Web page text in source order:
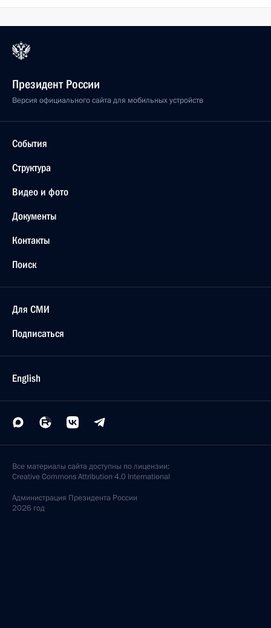
Президент России
Версия официального сайта для мобильных устройств
События
Структура
Видео и фото
Документы
Контакты
Поиск
Для СМИ
Подписаться
English
Все материалы сайта доступны по лицензии:
Creative Commons Attribution 4.0 International
Администрация Президента России
2026 год